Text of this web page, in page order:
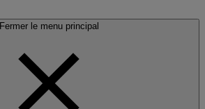
Fermer le menu principal